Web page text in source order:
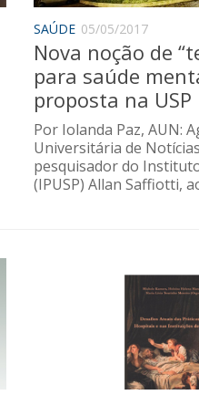
SAÚDE 05/05/2017
Nova noção de
para saúde
proposta na USP
Por Iolanda Paz, AUN:
Universitária de
pesquisador do
(IPUSP) Allan Saffiotti,